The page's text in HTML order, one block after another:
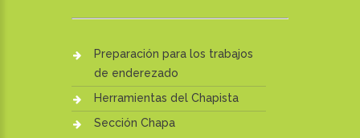
Preparación para los trabajos
de enderezado
Herramientas del Chapista
Sección Chapa